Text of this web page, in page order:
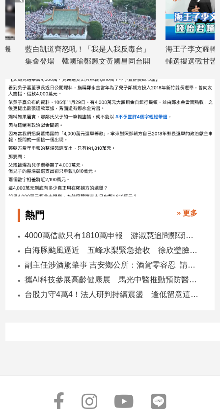
樂
娛
樂
行/
時
尚
追
星
生
活
室
計
旅
遊/
藍白凱道齊怒吼！「我是人我反毒台」
集會登場 韓國瑜鄭麗文黃國昌同台開
2026/07/25
海王子李文耀轉戰
輔選揭選戰甘苦談
熱門 » 更多
4000萬借款只有1810萬申報 游淑慧追問鄭朝方：2190萬差額去哪了
白海豚颱風逼近 五峰水梨緊急搶收 徐欣瑩臉書急呼「搶救五峰水梨」
副主任涉酒駕肇事 吉安鄉公所：酒駕零容忍 請辭獲准
攜AI科技參展高齡健康展 馬光中醫推動預防醫學迎接長壽新經濟
台股力守4萬4！法人研判持續震盪 逢低留意這些族群